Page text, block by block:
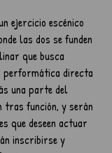
ejercicio escénico
las dos se funden
que busca
performática directa
una parte del
tras función, y serán
que deseen actuar
inscribirse y